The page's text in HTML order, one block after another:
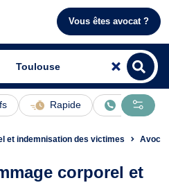
Vous êtes avocat ?
Rapide En ligne
et indemnisation des victimes
corporel et